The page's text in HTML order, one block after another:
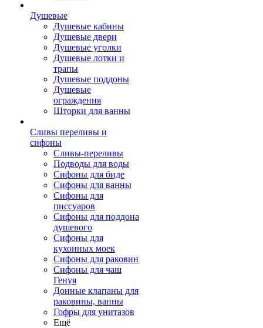
Душевые
Душевые кабины
Душевые двери
Душевые уголки
Душевые лотки и
трапы
Душевые поддоны
Душевые
ограждения
Шторки для ванны
Сливы переливы и
сифоны
Сливы-переливы
Подводы для воды
Сифоны для биде
Сифоны для ванны
Сифоны для
писсуаров
Сифоны для поддона
душевого
Сифоны для
кухонных моек
Сифоны для раковин
Сифоны для чаш
Генуя
Донные клапаны для
раковины, ванны
Гофры для унитазов
Ещё